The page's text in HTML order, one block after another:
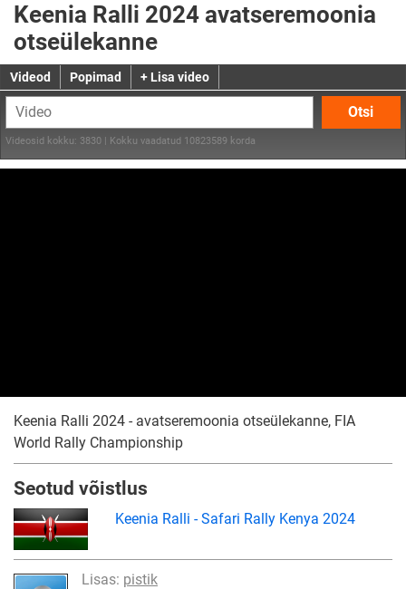
Keenia Ralli 2024 avatseremoonia
otseülekanne
Videod Popimad + Lisa video
Otsi
Videosid kokku: 3830 | Kokku vaadatud 10823589 korda
Keenia Ralli 2024 - avatseremoonia otseülekanne, FIA
World Rally Championship
Seotud võistlus
Keenia Ralli - Safari Rally Kenya 2024
Lisas: pistik